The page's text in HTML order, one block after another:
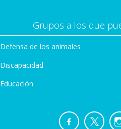
Grupos a los que
Defensa de los animales
Discapacidad
Educación